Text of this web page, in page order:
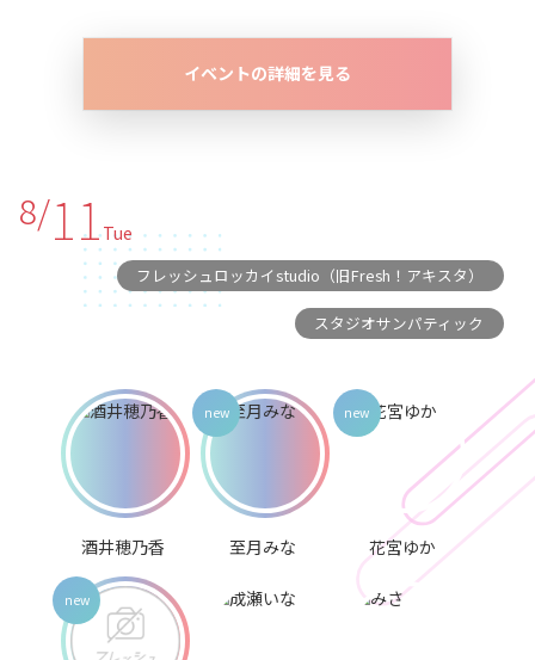
イベントの詳細を見る
8/11Tue
フレッシュロッカイstudio（旧Fresh！アキスタ）
スタジオサンパティック
酒井穂乃香 至月みな 花宮ゆか